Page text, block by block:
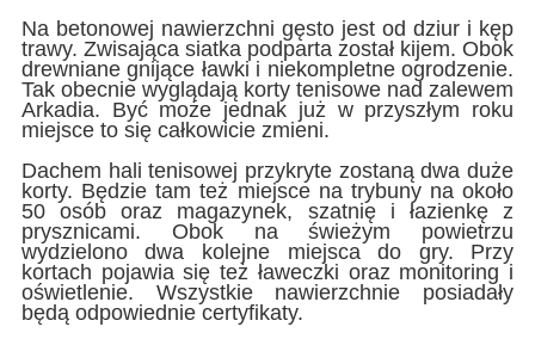
Na betonowej nawierzchni gęsto jest od dziur i kęp
trawy. Zwisająca siatka podparta został kijem. Obok
drewniane gnijące ławki i niekompletne ogrodzenie.
Tak obecnie wyglądają korty tenisowe nad zalewem
Arkadia. Być może jednak już w przyszłym roku
miejsce to się całkowicie zmieni.
Dachem hali tenisowej przykryte zostaną dwa duże
korty. Będzie tam też miejsce na trybuny na około
50 osób oraz magazynek, szatnię i łazienkę z
prysznicami. Obok na świeżym powietrzu
wydzielono dwa kolejne miejsca do gry. Przy
kortach pojawia się też ławeczki oraz monitoring i
oświetlenie. Wszystkie nawierzchnie posiadały
będą odpowiednie certyfikaty.